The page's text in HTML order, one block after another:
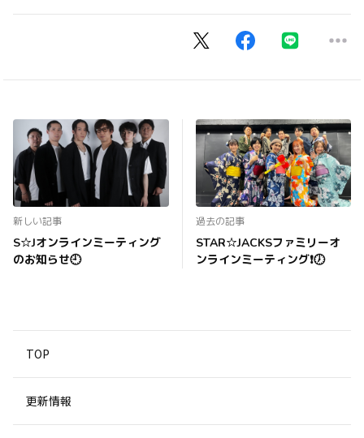
新しい記事
S☆Jオンラインミーティング
のお知らせ🕘
過去の記事
STAR☆JACKSファミリーオ
ンラインミーティング❗️🕖
TOP
更新情報